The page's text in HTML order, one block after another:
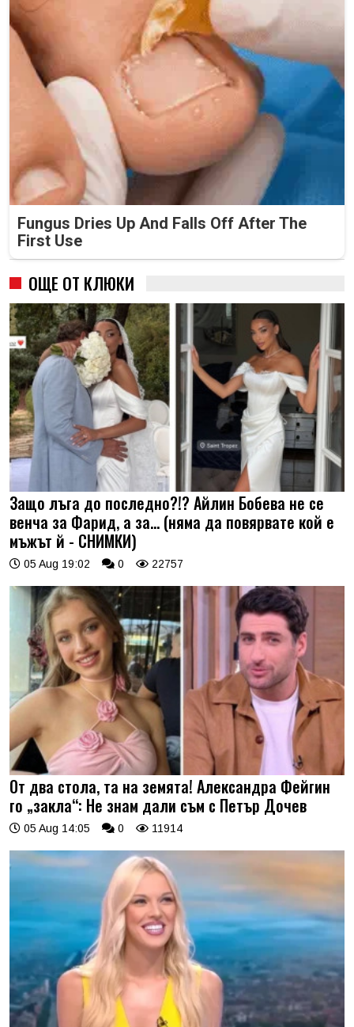
Fungus Dries Up And Falls Off After The
First Use
ОЩЕ ОТ КЛЮКИ
Защо лъга до последно?!? Айлин Бобева не се
венча за Фарид, а за... (няма да повярвате кой е
мъжът й - СНИМКИ)
05 Aug 19:02 0 22757
От два стола, та на земята! Александра Фейгин
го „закла“: Не знам дали съм с Петър Дочев
05 Aug 14:05 0 11914